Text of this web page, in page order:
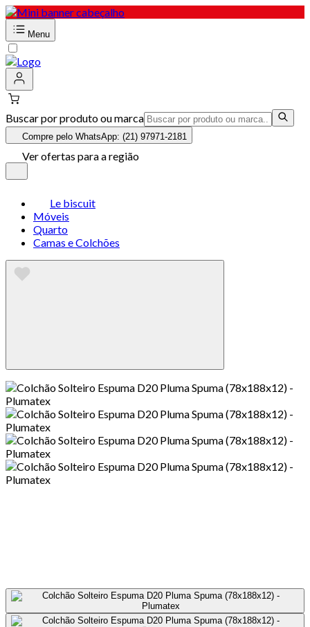
Menu
Buscar por produto ou marca
Compre pelo WhatsApp: (21) 97971-2181
Ver ofertas para a região
Le biscuit
Móveis
Quarto
Camas e Colchões